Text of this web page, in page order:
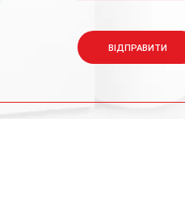
ВІДПРАВИТИ